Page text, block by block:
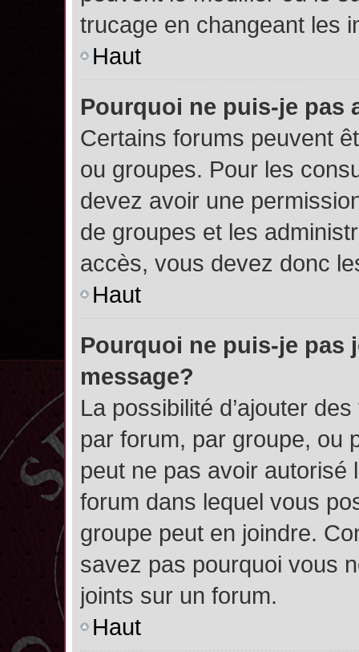
trucage en changeant les
Haut
Pourquoi ne puis-je pas
Certains forums peuvent
ou groupes. Pour les
devez avoir une
de groupes et les
accès, vous devez donc
Haut
Pourquoi ne puis-je pas
message?
La possibilité d’ajouter
par forum, par groupe, ou
peut ne pas avoir autorisé
forum dans lequel vous
groupe peut en joindre.
savez pas pourquoi vous
joints sur un forum.
Haut